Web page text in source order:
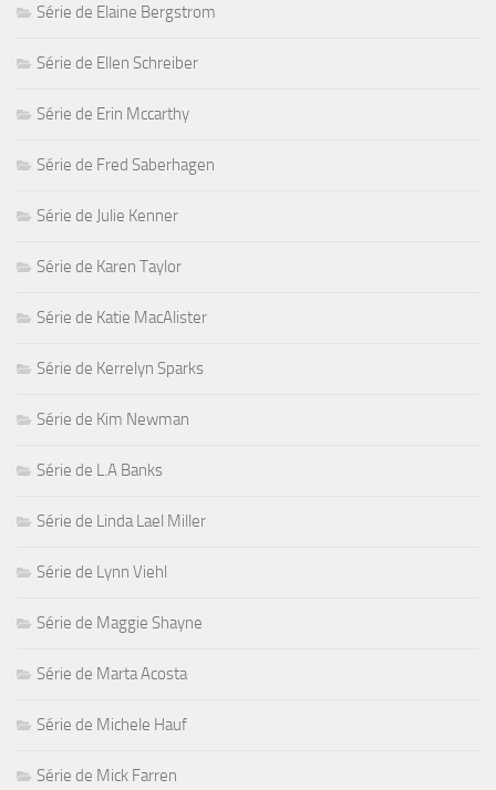
Série de Elaine Bergstrom
Série de Ellen Schreiber
Série de Erin Mccarthy
Série de Fred Saberhagen
Série de Julie Kenner
Série de Karen Taylor
Série de Katie MacAlister
Série de Kerrelyn Sparks
Série de Kim Newman
Série de L.A Banks
Série de Linda Lael Miller
Série de Lynn Viehl
Série de Maggie Shayne
Série de Marta Acosta
Série de Michele Hauf
Série de Mick Farren